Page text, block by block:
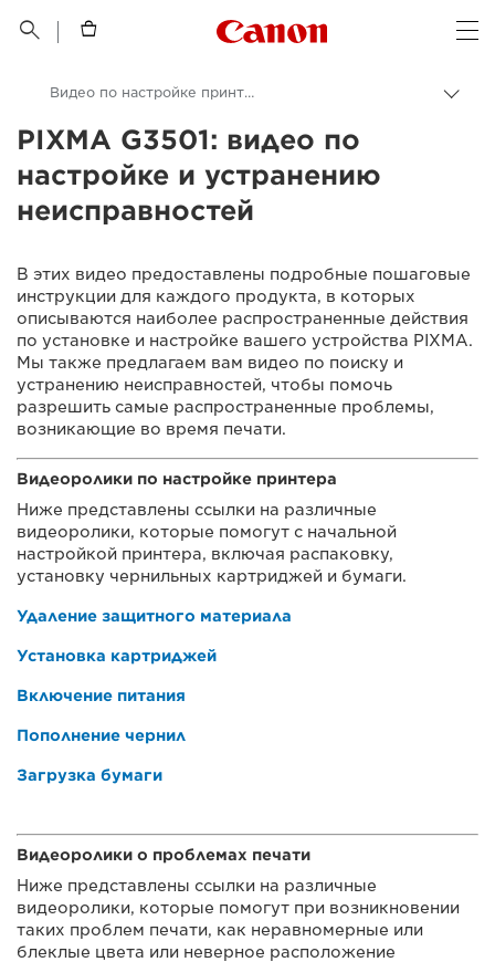
 
Canon Logo, back
Canon
Онлайн-поддержка по потребительской продукции
Видео по настройке и устранению неисправностей
Видео по настройке принтера PIXMA G3501
PIXMA G3501: видео по
настройке и устранению
неисправностей
В этих видео предоставлены подробные пошаговые
инструкции для каждого продукта, в которых
описываются наиболее распространенные действия
по установке и настройке вашего устройства PIXMA.
Мы также предлагаем вам видео по поиску и
устранению неисправностей, чтобы помочь
разрешить самые распространенные проблемы,
возникающие во время печати.
Видеоролики по настройке принтера
Ниже представлены ссылки на различные
видеоролики, которые помогут с начальной
настройкой принтера, включая распаковку,
установку чернильных картриджей и бумаги.
Удаление защитного материала
Установка картриджей
Включение питания
Пополнение чернил
Загрузка бумаги
Видеоролики о проблемах печати
Ниже представлены ссылки на различные
видеоролики, которые помогут при возникновении
таких проблем печати, как неравномерные или
блеклые цвета или неверное расположение